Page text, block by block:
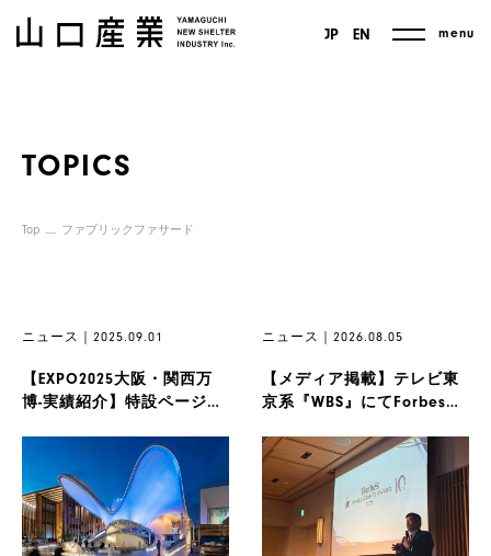
JP EN menu
TOPICS
Top ファブリックファサード
ニュース｜2025.09.01
【EXPO2025大阪・関西万
博-実績紹介】特設ページ公
ニュース｜2026.08.05
【メディア掲載】テレビ東
京系『WBS』にてForbes